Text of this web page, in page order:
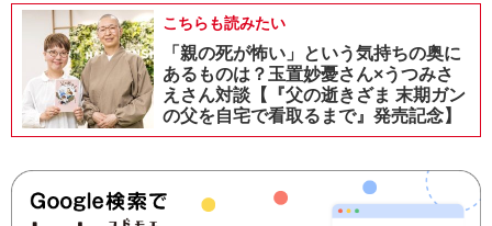
こちらも読みたい
「親の死が怖い」という気持ちの奥に
あるものは？玉置妙憂さん×うつみさ
えさん対談【『父の逝きざま 末期ガン
の父を自宅で看取るまで』発売記念】